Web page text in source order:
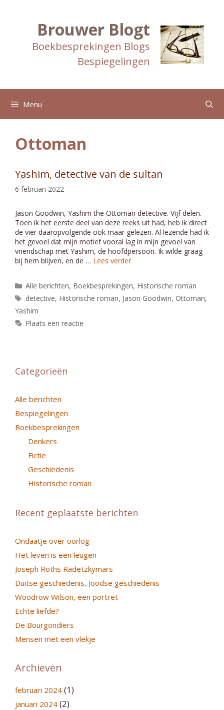
Brouwer Blogt
Boekbesprekingen Blogs
Bespiegelingen
Menu
Ottoman
Yashim, detective van de sultan
6 februari 2022
Jason Goodwin, Yashim the Ottoman detective. Vijf delen.
Toen ik het eerste deel van deze reeks uit had, heb ik direct
de vier daaropvolgende ook maar gelezen. Al lezende had ik
het gevoel dat mijn motief vooral lag in mijn gevoel van
vriendschap met Yashim, de hoofdpersoon. Ik wilde graag
bij hem blijven, en de … Lees verder
Categorieën
Alle berichten, Boekbesprekingen, Historische roman
Tags
detective, Historische roman, Jason Goodwin,Ottoman,
Yashim
Plaats een reactie
Categorieën
Alle berichten
Bespiegelingen
Boekbesprekingen
Denkers
Fictie
Geschiedenis
Historische roman
Recent geplaatste berichten
Ondaatje over oorlog
Het leven is een leugen
Joseph Roths Radetzkymars
Duitse geschiedenis, Joodse geschiedenis
Woodrow Wilson, een portret
Echte liefde?
De Bourgondiërs
Mensen met een vlekje
Archieven
februari 2024 (1)
januari 2024 (2)